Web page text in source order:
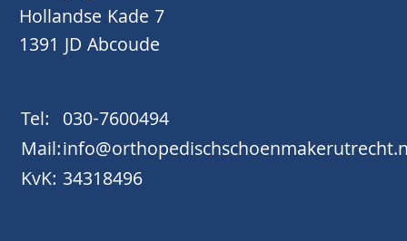
Hollandse Kade 7
1391 JD Abcoude
Tel: 030-7600494
Mail:
KvK: 34318496